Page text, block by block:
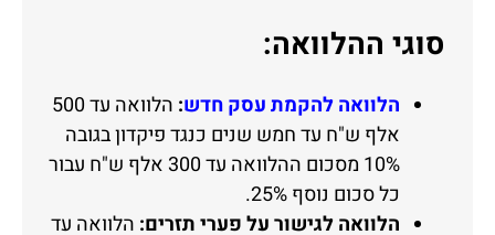
סוגי ההלוואה:
הלוואה להקמת עסק חדש:
הלוואה עד 500
אלף ש"ח עד חמש שנים כנגד פיקדון בגובה
10% מסכום ההלוואה עד 300 אלף ש"ח עבור
כל סכום נוסף 25%.
הלוואה לגישור על פערי תזרים: הלוואה עד